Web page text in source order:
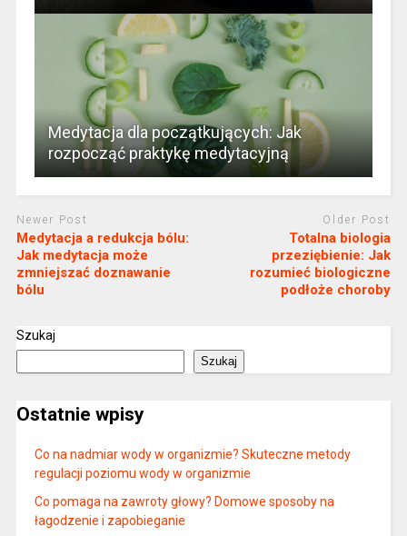
Medytacja dla początkujących: Jak
rozpocząć praktykę medytacyjną
Newer Post
Medytacja a redukcja bólu:
Jak medytacja może
zmniejszać doznawanie
bólu
Older Post
Totalna biologia
przeziębienie: Jak
rozumieć biologiczne
podłoże choroby
Szukaj
Szukaj
Ostatnie wpisy
Co na nadmiar wody w organizmie? Skuteczne metody
regulacji poziomu wody w organizmie
Co pomaga na zawroty głowy? Domowe sposoby na
łagodzenie i zapobieganie